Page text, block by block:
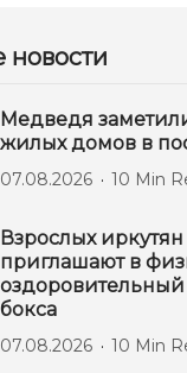
новости
Медведя
жилых домов в
07.08.2026 10 Min
Взрослых иркутян
приглашают в
оздоровительный
бокса
07.08.2026 10 Min